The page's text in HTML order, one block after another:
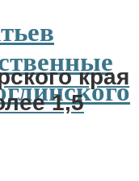
края
1,5